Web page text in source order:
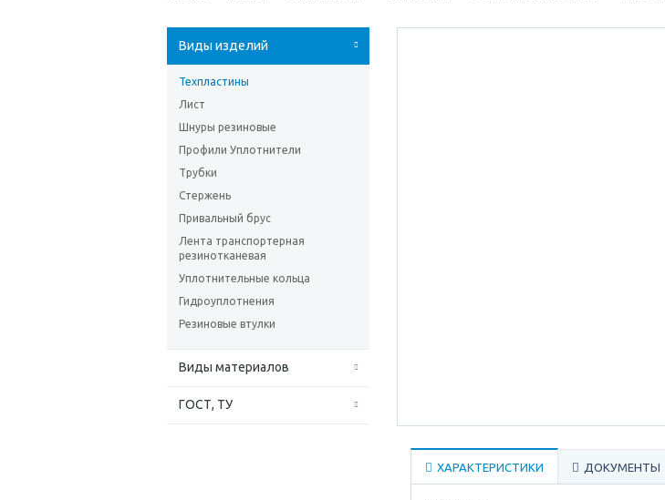
Виды изделий
Техпластины
Лист
Шнуры резиновые
Профили Уплотнители
Трубки
Стержень
Привальный брус
Лента транспортерная
резинотканевая
Уплотнительные кольца
Гидроуплотнения
Резиновые втулки
Виды материалов
ГОСТ, ТУ
ХАРАКТЕРИСТИКИ ДОКУМЕНТЫ